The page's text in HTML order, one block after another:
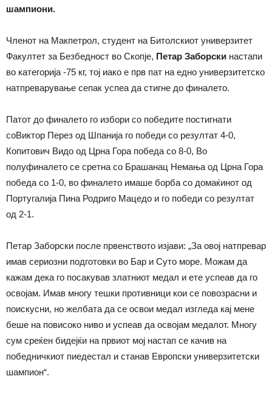
шампиони.
Членот на Макпетрол, студент на Битолскиот универзитет
Факултет за Безбедност во Скопје, Петар Заборски настапи
во категорија -75 кг, тој иако е прв пат на едно универзитетско
натпреварување сепак успеа да стигне до финалето.
Патот до финалето го избори со победите постигнати
соВиктор Перез од Шпанија го победи со резултат 4-0,
Копитович Видо од Црна Гора победа со 8-0, Во
полуфиналето се сретна со Брашанац Немања од Црна Гора
победа со 1-0, во финалето имаше борба со домаќинот од
Португалија Пина Родриго Мацедо и го победи со резултат
од 2-1.
Петар Заборски после првенството изјави: „За овој натпревар
имав сериозни подготовки во Бар и Суто море. Можам да
кажам дека го посакував златниот медал и ете успеав да го
освојам. Имав многу тешки противници кои се повозрасни и
поискусни, но желбата да се освои медал изгледа кај мене
беше на повисоко ниво и успеав да освојам медалот. Многу
сум среќен бидејќи на првиот мој настап се качив на
победничкиот пиедестал и станав Европски универзитетски
шампион“.